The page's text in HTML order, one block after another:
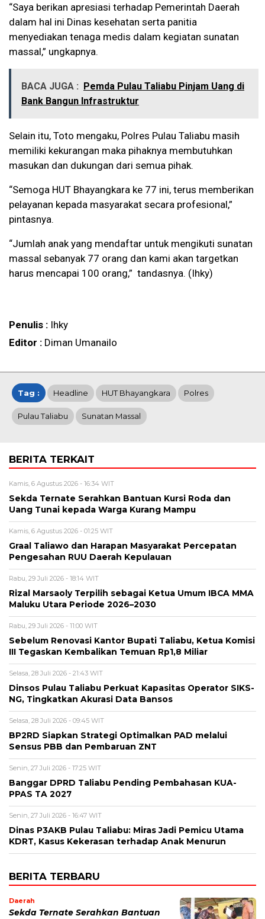
“Saya berikan apresiasi terhadap Pemerintah Daerah
dalam hal ini Dinas kesehatan serta panitia
menyediakan tenaga medis dalam kegiatan sunatan
massal,” ungkapnya.
BACA JUGA : Pemda Pulau Taliabu Pinjam Uang di
Bank Bangun Infrastruktur
Selain itu, Toto mengaku, Polres Pulau Taliabu masih
memiliki kekurangan maka pihaknya membutuhkan
masukan dan dukungan dari semua pihak.
“Semoga HUT Bhayangkara ke 77 ini, terus memberikan
pelayanan kepada masyarakat secara profesional,”
pintasnya.
“Jumlah anak yang mendaftar untuk mengikuti sunatan
massal sebanyak 77 orang dan kami akan targetkan
harus mencapai 100 orang,” tandasnya. (Ihky)
Penulis : Ihky
Editor : Diman Umanailo
Tag : Headline HUT Bhayangkara Polres
Pulau Taliabu Sunatan Massal
BERITA TERKAIT
Kamis, 6 Agustus 2026 - 16:34 WIT
Sekda Ternate Serahkan Bantuan Kursi Roda dan
Uang Tunai kepada Warga Kurang Mampu
Kamis, 6 Agustus 2026 - 01:25 WIT
Graal Taliawo dan Harapan Masyarakat Percepatan
Pengesahan RUU Daerah Kepulauan
Rabu, 29 Juli 2026 - 18:14 WIT
Rizal Marsaoly Terpilih sebagai Ketua Umum IBCA MMA
Maluku Utara Periode 2026–2030
Rabu, 29 Juli 2026 - 11:00 WIT
Sebelum Renovasi Kantor Bupati Taliabu, Ketua Komisi
III Tegaskan Kembalikan Temuan Rp1,8 Miliar
Selasa, 28 Juli 2026 - 21:43 WIT
Dinsos Pulau Taliabu Perkuat Kapasitas Operator SIKS-
NG, Tingkatkan Akurasi Data Bansos
Selasa, 28 Juli 2026 - 09:45 WIT
BP2RD Siapkan Strategi Optimalkan PAD melalui
Sensus PBB dan Pembaruan ZNT
Senin, 27 Juli 2026 - 17:25 WIT
Banggar DPRD Taliabu Pending Pembahasan KUA-
PPAS TA 2027
Senin, 27 Juli 2026 - 16:47 WIT
Dinas P3AKB Pulau Taliabu: Miras Jadi Pemicu Utama
KDRT, Kasus Kekerasan terhadap Anak Menurun
BERITA TERBARU
Daerah
Sekda Ternate Serahkan Bantuan